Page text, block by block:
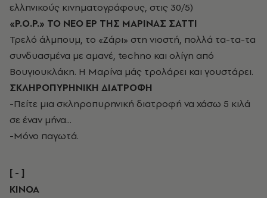
ελληνικούς κινηματογράφους, στις 30/5)
«Ρ.Ο.Ρ.» ΤΟ ΝΕΟ EP ΤΗΣ ΜΑΡΙΝΑΣ ΣΑΤΤΙ
Τρελό άλμπουμ, το «Ζάρι» στη νιοστή, πολλά τα-τα-τα
συνδυασμένα με αμανέ, techno και ολίγη από
Βουγιουκλάκη. Η Μαρίνα μάς τρολάρει και γουστάρει.
ΣΚΛΗΡΟΠΥΡΗΝΙΚΗ ΔΙΑΤΡΟΦΗ
-Πείτε μια σκληροπυρηνική διατροφή να χάσω 5 κιλά
σε έναν μήνα...
-Μόνο παγωτά.
[ - ]
ΚΙΝΟΑ